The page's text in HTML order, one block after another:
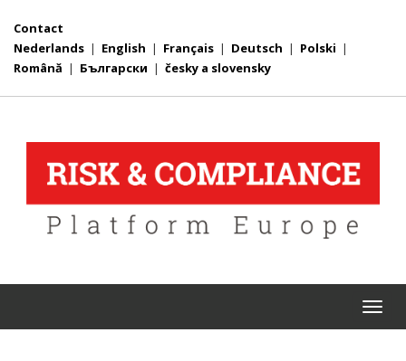
Contact
Nederlands | English | Français | Deutsch | Polski |
Română | Български | česky a slovensky